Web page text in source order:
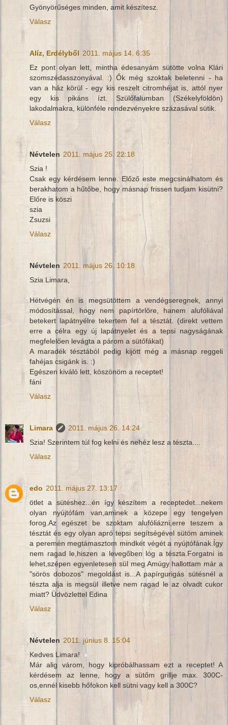
Gyönyörűséges minden, amit készítesz.
Válasz
Alíz, Erdélyből 2011. május 14. 6:35
Ez pont olyan lett, mintha édesanyám sütötte volna Klári
szomszédasszonyával. :) Ők még szoktak beletenni - ha
van a ház körül - egy kis reszelt citromhéjat is, attól nyer
egy kis pikáns ízt. Szülőfalumban (Székelyföldön)
lakodalmakra, különféle rendezvényekre százasával sütik.
Válasz
Névtelen 2011. május 25. 22:18
Szia !
Csak egy kérdésem lenne. Előző este megcsinálhatom és
berakhatom a hűtőbe, hogy másnap frissen tudjam kisütni?
Előre is köszi
szia
Zsuzsi
Válasz
Névtelen 2011. május 26. 10:18
Szia Limara,
Hétvégén én is megsütöttem a vendégseregnek, annyi
módosítással, hogy nem papírtörlőre, hanem alufóliával
betekert lapátnyélre tekertem fel a tésztát. (direkt vettem
erre a célra egy új lapátnyelet és a tepsi nagyságának
megfelelően levágta a párom a sütőfákat)
A maradék tésztából pedig kijött még a másnap reggeli
fahéjas csigánk is. :)
Egészen kiváló lett, köszönöm a receptet!
fáni
Válasz
Limara
2011. május 26. 14:24
Szia! Szerintem túl fog kelni és nehéz lesz a tészta....
Válasz
edo 2011. május 27. 13:17
ötlet a sütéshez...én így készítem a receptedet...nekem
olyan nyújtófám van,aminek a közepe egy tengelyen
forog.Az egészet be szoktam alufóliázni,erre teszem a
tésztát és egy olyan apró tepsi segítségével sütöm aminek
a peremén megtámasztom mindkét végét a nyújtófának.Így
nem ragad le,hiszen a levegőben lóg a tészta.Forgatni is
lehet,szépen egyenletesen sül meg.Amúgy hallottam már a
"sörös dobozos" megoldást is...A papírgurigás sütésnél a
tészta alja is megsül illetve nem ragad le az olvadt cukor
miatt? Üdvözlettel Edina
Válasz
Névtelen 2011. június 8. 15:04
Kedves Limara!
Már alig várom, hogy kipróbálhassam ezt a receptet! A
kérdésem az lenne, hogy a sütőm grillje max. 300C-
os,ennél kisebb hőfokon kell sütni vagy kell a 300C?
Válasz